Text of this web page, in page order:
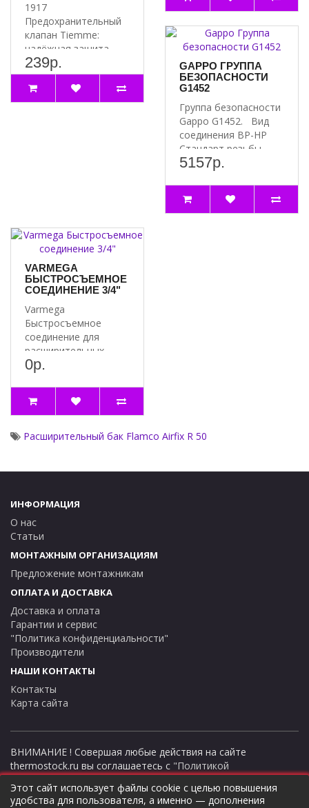
1917
Предохранительный
клапан Tiemme:
надёжная защита
вашей системы
Почему стоит
выбрать 1917
Предох..
239р.
GAPPO ГРУППА
БЕЗОПАСНОСТИ
G1452
Группа безопасности
Gappo G1452. Вид
соединения ВР-НР
Стандарт резьбы ..
5157р.
VARMEGA
БЫСТРОСЪЕМНОЕ
СОЕДИНЕНИЕ 3/4"
Varmega
Быстросъемное
соединение для
расширительных
баков - размер 3/4" -
0р.
Расширительный бак Flamco Airfix R 50
ИНФОРМАЦИЯ
О нас
Статьи
МОНТАЖНЫМ ОРГАНИЗАЦИЯМ
Предложение монтажникам
ОПЛАТА И ДОСТАВКА
Доставка и оплата
Гарантии и сервис
"Политика конфиденциальности"
Производители
НАШИ КОНТАКТЫ
Контакты
Карта сайта
ВНИМАНИЕ ! Совершая любые действия на сайте
thermostock.ru вы соглашаетесь с "Политикой
конфиденциальности", в противном случае рекомендуем
покинуть данный сайт. Цены и информация представлена на
Этот сайт использует файлы cookie с целью повышения
удобства для пользователя, а именно — дополнения